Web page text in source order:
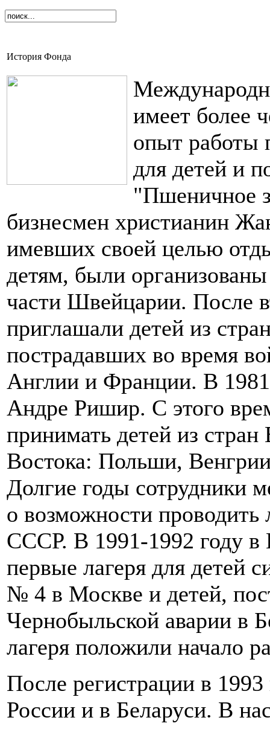
История Фонда
имеет более
опыт работы
для детей и
"Пшеничное
бизнесмен христианин
имевших своей целью
детям, были
части Швейцарии. После
приглашали детей из
пострадавших во время
Англии и Франции. В
Андре Ришир. С этого
принимать детей из
Востока: Польши,
Долгие годы сотрудники
о возможности проводить
СССР. В 1991-1992 году
первые лагеря для детей
№ 4 в Москве и детей,
Чернобыльской аварии в
лагеря положили начало
После регистрации в
России и в Беларуси. В